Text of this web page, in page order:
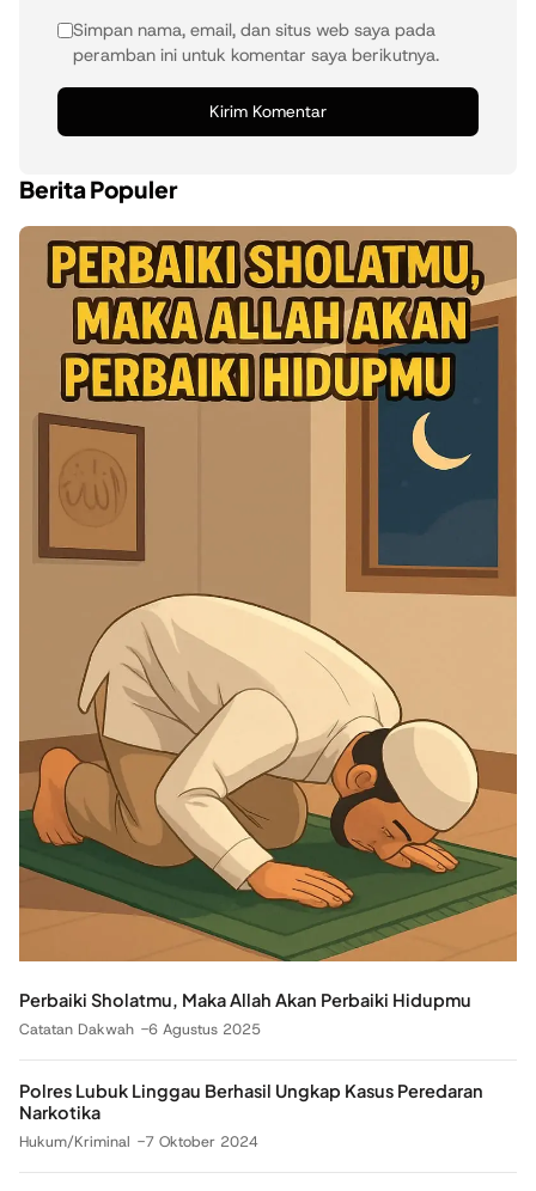
Simpan nama, email, dan situs web saya pada
peramban ini untuk komentar saya berikutnya.
Berita Populer
Perbaiki Sholatmu, Maka Allah Akan Perbaiki Hidupmu
Catatan Dakwah 6 Agustus 2025
Polres Lubuk Linggau Berhasil Ungkap Kasus Peredaran
Narkotika
Hukum/Kriminal 7 Oktober 2024